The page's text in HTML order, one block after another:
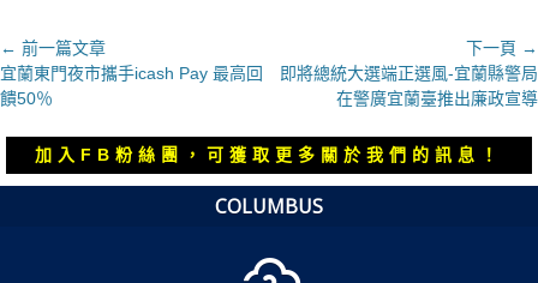
文
章
導
覽
← 前一篇文章
上
一
章：
宜蘭東門夜市攜手icash Pay 最高回
饋50％
下一頁 →
下
文
章：
即將總統大選端正選風-宜蘭縣警局
在警廣宜蘭臺推出廉政宣導
加入FB粉絲團，可獲取更多關於我們的訊息！
COLUMBUS